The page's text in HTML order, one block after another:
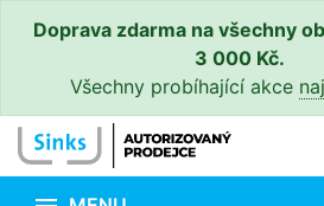
Doprava zdarma na všechny
3 000 Kč.
Všechny probíhající akce